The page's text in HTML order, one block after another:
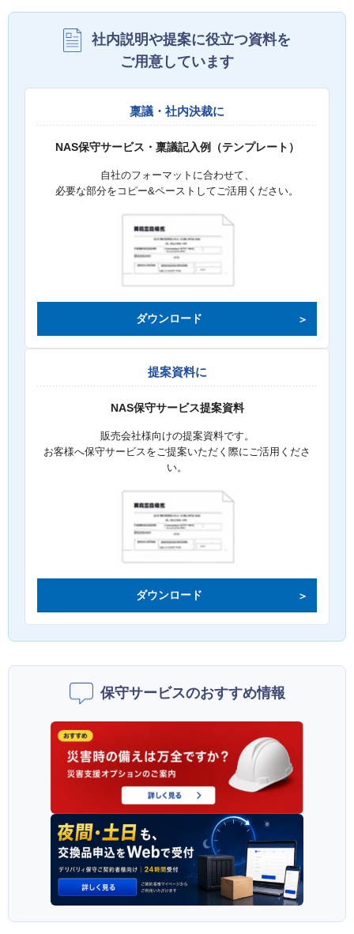
社内説明や提案に役立つ資料を
ご用意しています
稟議・社内決裁に
NAS保守サービス・稟議記入例（テンプレート）
自社のフォーマットに合わせて、
必要な部分をコピー&ペーストしてご活用ください。
ダウンロード
提案資料に
NAS保守サービス提案資料
販売会社様向けの提案資料です。
お客様へ保守サービスをご提案いただく際にご活用くださ
い。
ダウンロード
保守サービスのおすすめ情報